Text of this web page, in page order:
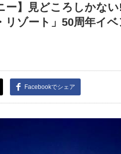
ー】見どころしかな
リゾート」50周年イ
Facebookでシェア